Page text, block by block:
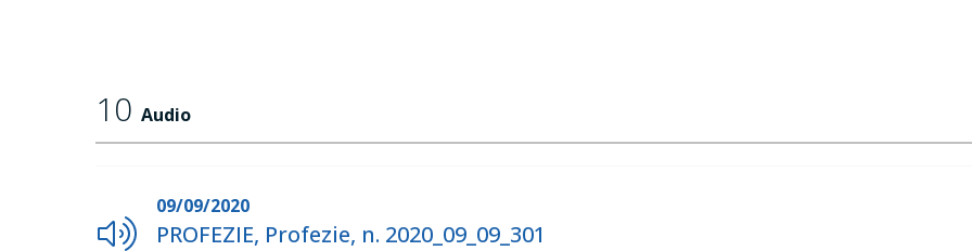
10 Audio
09/09/2020
PROFEZIE, Profezie, n. 2020_09_09_301